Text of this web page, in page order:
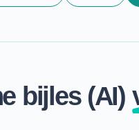
bijles (AI)